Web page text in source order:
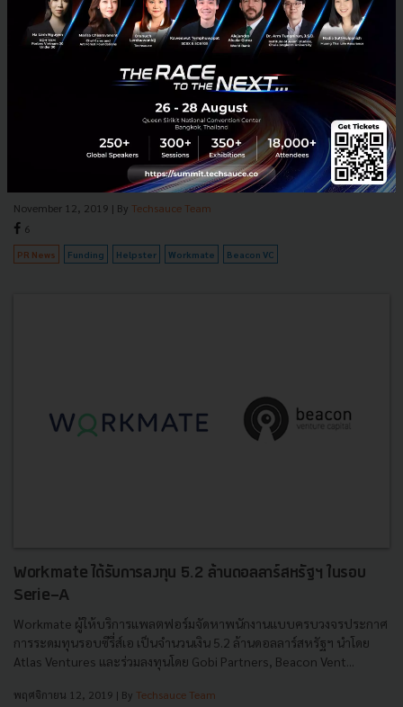
Workmate Secures $5.2M Serie-A Funding
Workmatean on-demand and end-to-end staffing platform for
Southeast Asia has raised US$5.2 million after growing 10x since
November 12, 2019 | By Techsauce Team
6
PR News Funding Helpster Workmate Beacon VC
Workmate ได้รับการลงทุน 5.2 ล้านดอลลาร์สหรัฐฯ ในรอบ
Serie-A
Workmate ผู้ให้บริการแพลตฟอร์มจัดหาพนักงานแบบครบวงจรประกาศ
การระดมทุนรอบซีรี่ส์เอ เป็นจำนวนเงิน 5.2 ล้านดอลลาร์สหรัฐฯ นำโดย
Atlas Ventures และร่วมลงทุนโดย Gobi Partners, Beacon Vent...
พฤศจิกายน 12, 2019 | By Techsauce Team